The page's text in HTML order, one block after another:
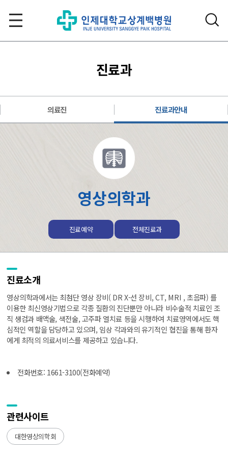
진료과
의료진 진료과안내
영상의학과
진료예약 전체진료과
진료소개
영상의학과에서는 최첨단 영상 장비( DR X-선 장비, CT, MRI , 초음파) 를
이용한 최신영상기법으로 각종 질환의 진단뿐만 아니라 비수술적 치료인 조
직 생검과 배액술, 색전술, 고주파 열치료 등을 시행하여 치료영역에서도 핵
심적인 역할을 담당하고 있으며, 임상 각과와의 유기적인 협진을 통해 환자
에게 최적의 의료서비스를 제공하고 있습니다.
전화번호: 1661-3100(전화예약)
관련사이트
대한영상의학회